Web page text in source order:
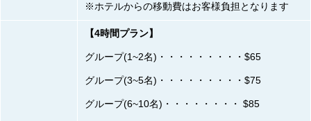
※ホテルからの移動費はお客様負担となります
【4時間プラン】
グループ(1~2名)・・・・・・・・・$65
グループ(3~5名)・・・・・・・・・$75
グループ(6~10名)・・・・・・・・ $85